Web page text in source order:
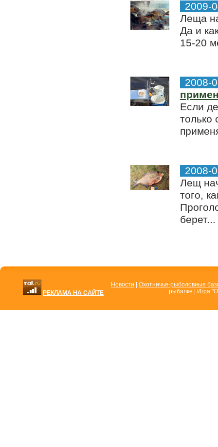
2009-
Леща
Да и
15-20
2008-
Если
только
2008-
Лещ
того,
берет...
РЕКЛАМА НА САЙТЕ
Новости
Охотничье-рыболовные
рыбалке
Игра